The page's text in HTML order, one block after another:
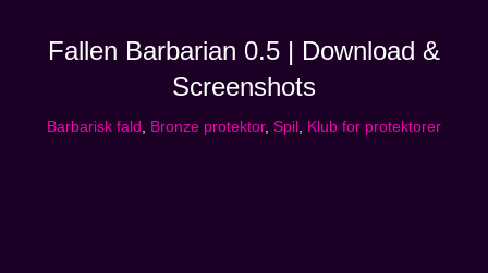
Fallen Barbarian 0.5 | Download &
Screenshots
Barbarisk fald Bronze protektor, Spil Klub for protektorer